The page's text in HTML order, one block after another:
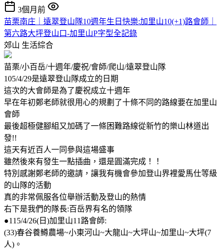
3個月前
苗栗南庄｜遠翠登山隊10週年生日快樂:加里山10(+1)路會師｜
第六路大坪登山口-加里山P字型全記錄
郊山 生活綜合
苗栗/小百岳/十週年/慶祝/會師/爬山/遠翠登山隊
105/4/29是遠翠登山隊成立的日期
這次的大會師是為了慶祝成立十週年
早在年初鄭老師就很用心的規劃了十條不同的路線要在加里山
會師
最後超極健腳組又加碼了一條困難路線從新竹的樂山林道出
發!!
這天有近百人一同參與這場盛事
雖然後來有發生一點插曲，還是圓滿完成！！
特別感謝鄭老師的邀請，讓我有機會參加登山界裡愛馬仕等級
的山隊的活動
真的非常佩服各位舉辦活動及登山的熱情
右下是我們的隊長:百岳界有名的領隊
●115/4/26(日)加里山11路會師:
(33)春谷養鱒農場~小東河山~大龍山~大坪山~加里山~大坪(7
人)。